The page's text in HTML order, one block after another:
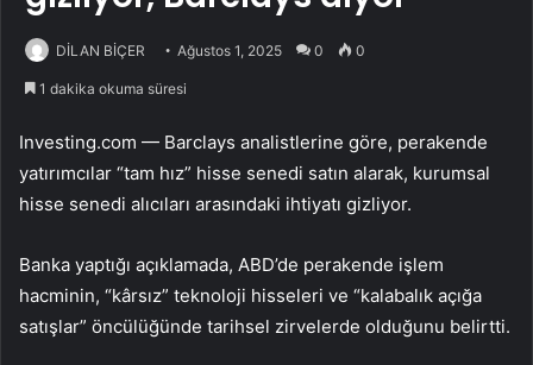
DİLAN BİÇER Ağustos 1, 2025 0 0
1 dakika okuma süresi
Investing.com — Barclays analistlerine göre, perakende
yatırımcılar “tam hız” hisse senedi satın alarak, kurumsal
hisse senedi alıcıları arasındaki ihtiyatı gizliyor.
Banka yaptığı açıklamada, ABD’de perakende işlem
hacminin, “kârsız” teknoloji hisseleri ve “kalabalık açığa
satışlar” öncülüğünde tarihsel zirvelerde olduğunu belirtti.